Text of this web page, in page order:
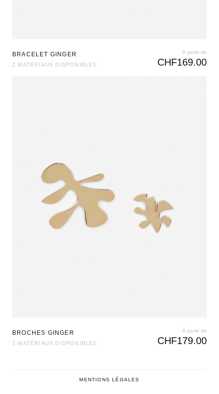
BRACELET GINGER
CHF169.00
À partir de
2 MATÉRIAUX DISPONIBLES
BROCHES GINGER
CHF179.00
À partir de
2 MATÉRIAUX DISPONIBLES
MENTIONS LÉGALES